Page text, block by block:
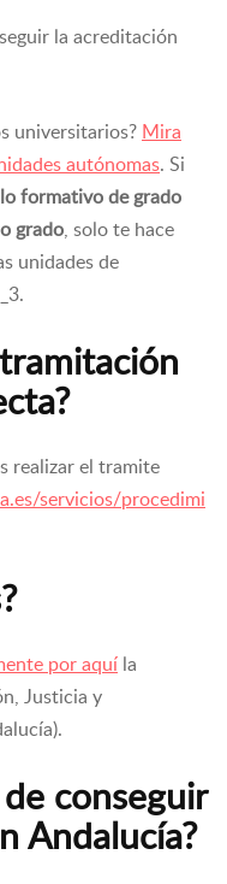
la acreditación
universitarios? Mira
autónomas. Si
formativo de grado
grado, solo te hace
unidades de
realizar el tramite
servicios/procedimi
por aquí la
Justicia y
conseguir
Andalucía?